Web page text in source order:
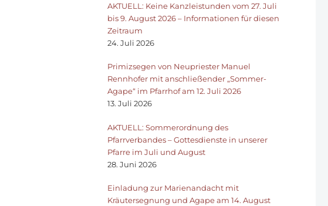
AKTUELL: Keine Kanzleistunden vom 27. Juli
bis 9. August 2026 – Informationen für diesen
Zeitraum
24. Juli 2026
Primizsegen von Neupriester Manuel
Rennhofer mit anschließender „Sommer-
Agape“ im Pfarrhof am 12. Juli 2026
13. Juli 2026
AKTUELL: Sommerordnung des
Pfarrverbandes – Gottesdienste in unserer
Pfarre im Juli und August
28. Juni 2026
Einladung zur Marienandacht mit
Kräutersegnung und Agape am 14. August